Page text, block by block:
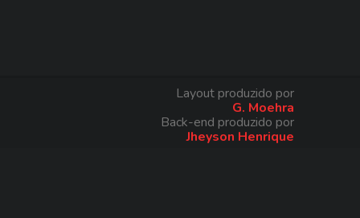
Layout produzido por
G. Moehra
Back-end produzido por
Jheyson Henrique